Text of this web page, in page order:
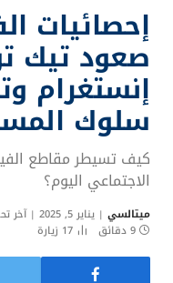
إحصائيات
صعود تيك
إنستغرام
سلوك
كيف تسيطر مقاطع
الاجتماعي اليوم؟
ميتالسي يناير 5, 2025 آخر
9 دقائق
17 زيارة